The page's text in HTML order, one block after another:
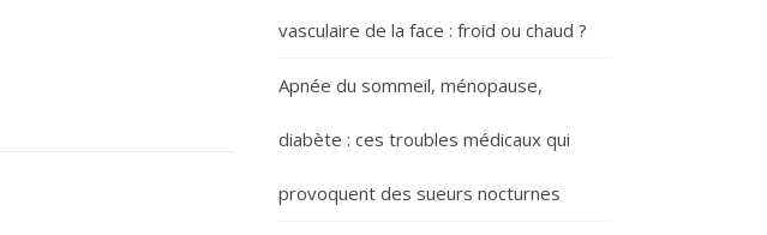
vasculaire de la face : froid ou chaud ?
Apnée du sommeil, ménopause,
diabète : ces troubles médicaux qui
provoquent des sueurs nocturnes